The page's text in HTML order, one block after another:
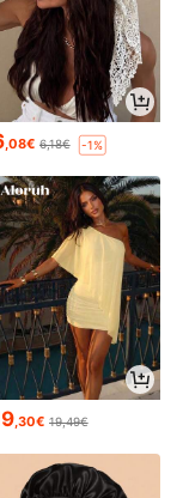
,08€ 6,18€ -1%
,30€ 19,49€